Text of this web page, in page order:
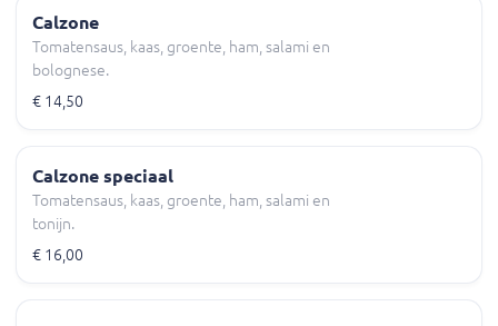
Calzone
Tomatensaus, kaas, groente, ham, salami en
bolognese.
€ 14,50
Calzone speciaal
Tomatensaus, kaas, groente, ham, salami en
tonijn.
€ 16,00